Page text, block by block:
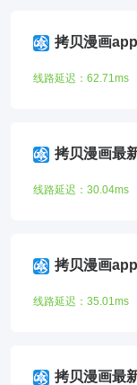
拷贝漫画
线路延迟：62.71ms
拷贝漫画最
线路延迟：30.04ms
拷贝漫画
线路延迟：35.01ms
拷贝漫画最